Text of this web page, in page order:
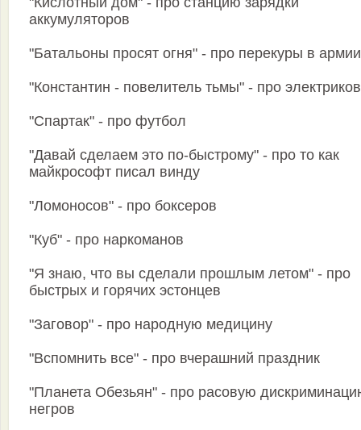
аккумуляторов
"Батальоны просят огня" - про перекуры в армии
"Константин - повелитель тьмы" - про электриков
"Спартак" - про футбол
"Давай сделаем это по-быстрому" - про то как
майкрософт писал винду
"Ломоносов" - про боксеров
"Куб" - про наркоманов
"Я знаю, что вы сделали прошлым летом" - про
быстрых и горячих эстонцев
"Заговор" - про народную медицину
"Вспомнить все" - про вчерашний праздник
"Планета Обезьян" - про расовую
негров